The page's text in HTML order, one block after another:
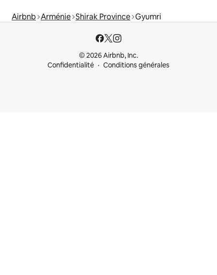
Airbnb Arménie Shirak Province Gyumri
© 2026 Airbnb, Inc.
Confidentialité
Conditions générales